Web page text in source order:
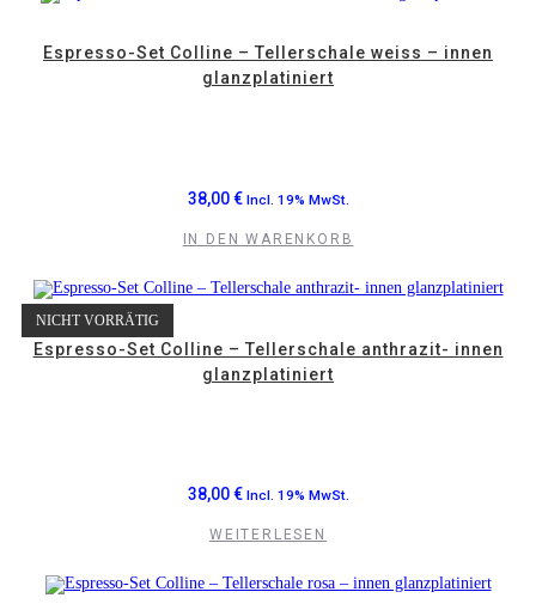
Espresso-Set Colline – Tellerschale weiss – innen
glanzplatiniert
38,00€ Incl. 19% MwSt.
IN DEN WARENKORB
NICHT VORRÄTIG
Espresso-Set Colline – Tellerschale anthrazit- innen
glanzplatiniert
38,00€ Incl. 19% MwSt.
WEITERLESEN